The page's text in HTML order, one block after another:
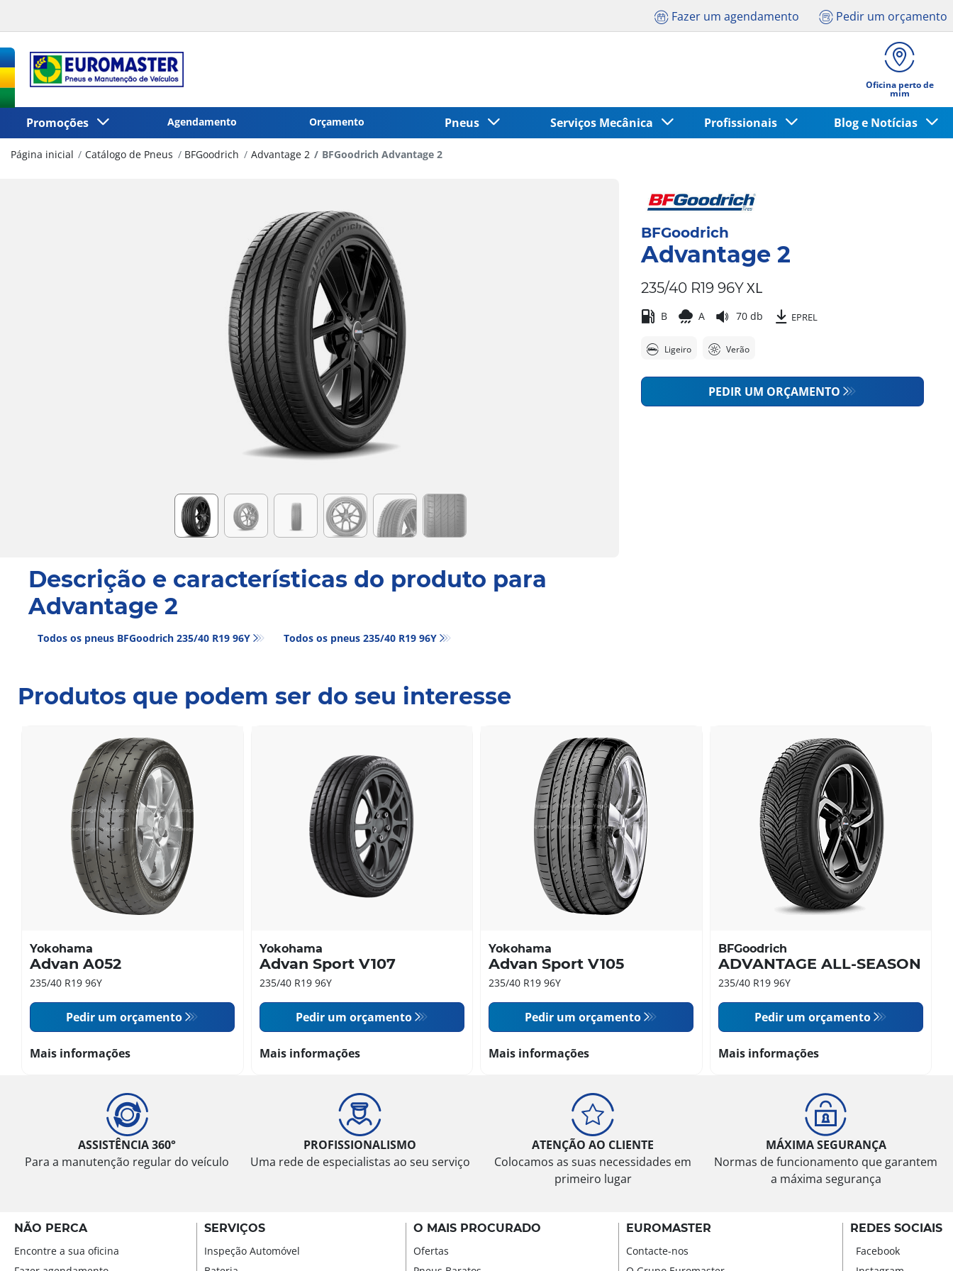
Fazer um agendamento Pedir um orçamento
Oficina perto de
mim
Promoções Agendamento Orçamento Pneus Serviços Mecânica Profissionais Blog e Notícias
Página inicial Catálogo de Pneus BFGoodrich Advantage 2 BFGoodrich Advantage 2
Descrição e características do produto para
Advantage 2
Todos os pneus BFGoodrich 235/40 R19 96Y Todos os pneus‎ 235/40 R19 96Y
BFGoodrich
Advantage 2
235/40 R19 96YXL
B A 70 db EPREL
Ligeiro Verão
PEDIR UM ORÇAMENTO
Produtos que podem ser do seu interesse
Yokohama
Advan A052
235/40 R19 96Y
Pedir um orçamento
Mais informações
Yokohama
Advan Sport V107
235/40 R19 96Y
Pedir um orçamento
Mais informações
Yokohama
Advan Sport V105
235/40 R19 96Y
Pedir um orçamento
Mais informações
BFGoodrich
ADVANTAGE ALL-SEASON
235/40 R19 96Y
Pedir um orçamento
Mais informações
ASSISTÊNCIA 360°
Para a manutenção regular do veículo
PROFISSIONALISMO
Uma rede de especialistas ao seu serviço
ATENÇÃO AO CLIENTE
Colocamos as suas necessidades em
primeiro lugar
MÁXIMA SEGURANÇA
Normas de funcionamento que garantem
a máxima segurança
NÃO PERCA
Encontre a sua oficina
SERVIÇOS
Inspeção Automóvel
O MAIS PROCURADO
Ofertas
EUROMASTER
Contacte-nos
REDES SOCIAIS
Facebook